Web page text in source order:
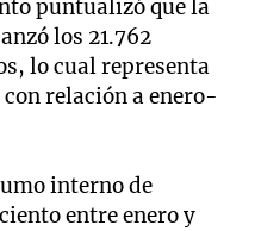
puntualizó que la
los 21.762
lo cual representa
relación a enero-
interno de
entre enero y